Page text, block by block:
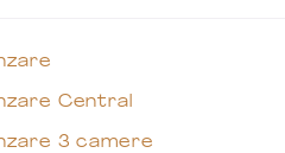
Central
3 camere